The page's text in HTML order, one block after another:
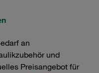
an
und
Preisangebot für